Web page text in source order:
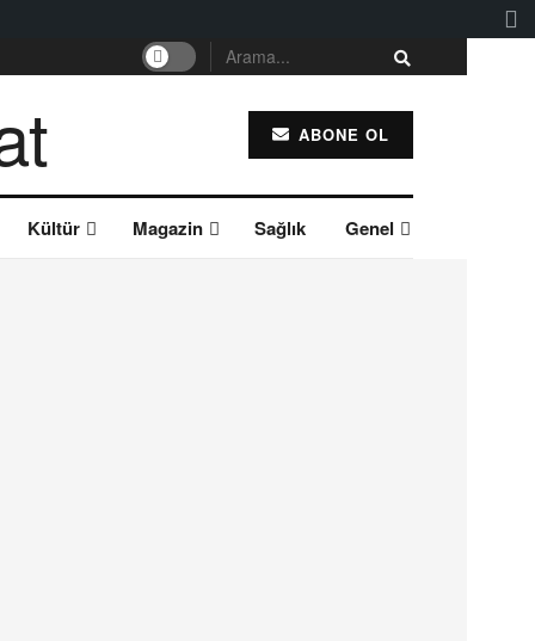
ABONE OL
Kültür Magazin Sağlık Genel